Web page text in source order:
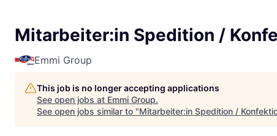
Mitarbeiter:in Spedition /
Emmi Group
This job is no longer accepting applications
See open jobs at Emmi Group.
See open jobs similar to "Mitarbeiter:in Spedition /